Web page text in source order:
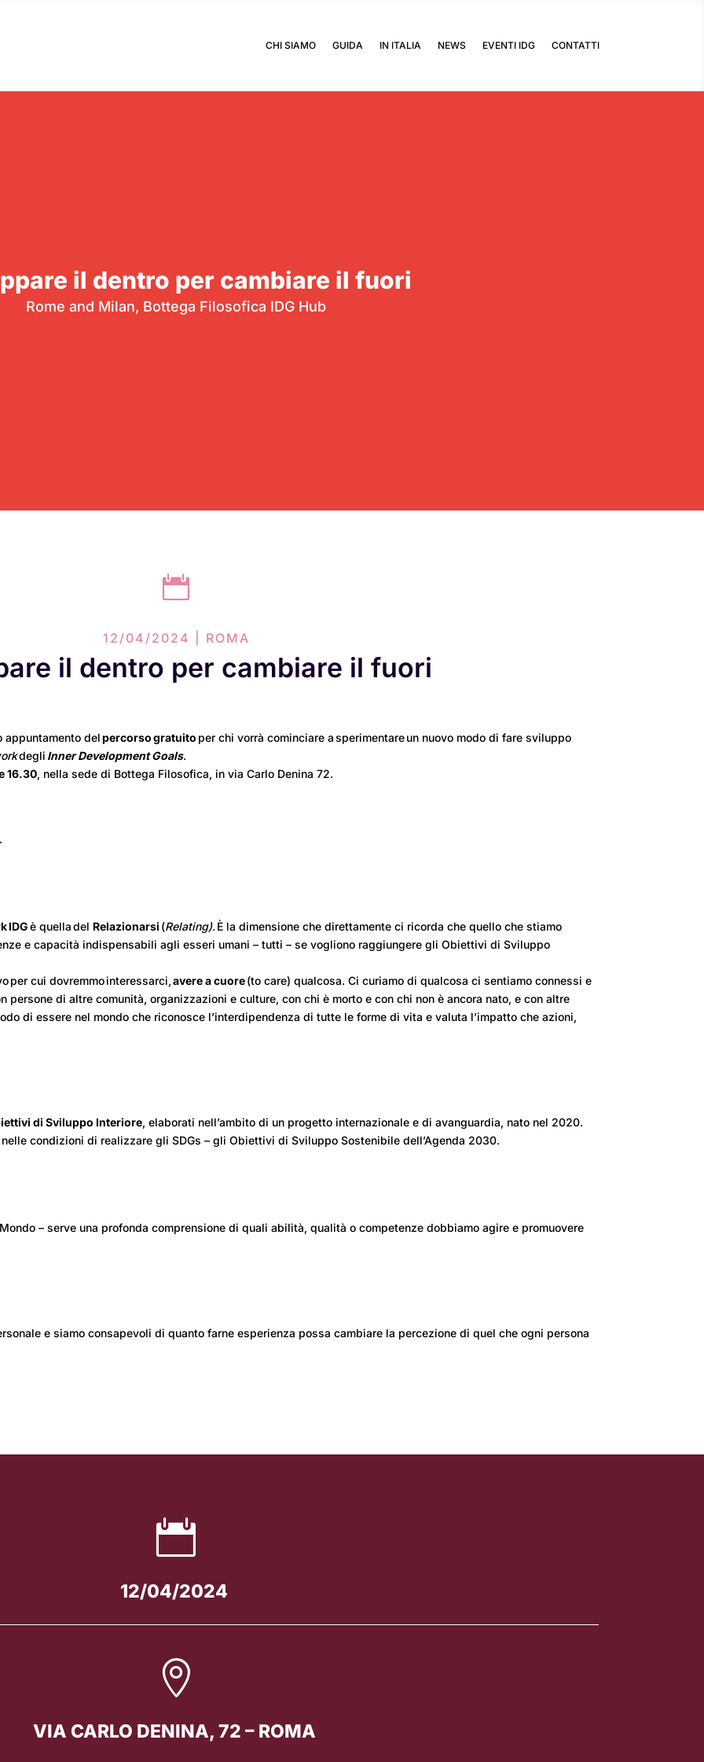
CHI SIAMO GUIDA IN ITALIA NEWS EVENTI IDG CONTATTI
il dentro per cambiare il fuori
Rome and Milan, Bottega Filosofica IDG Hub

12/04/2024 | ROMA
il dentro per cambiare il fuori
appuntamento delpercorso gratuito per chi vorrà cominciare a sperimentare un nuovo modo di fare sviluppo
degli Inner Development Goals.
16.30, nella sede di Bottega Filosofica, in via Carlo Denina 72.
IDGè quella del Relazionarsi (Relating).È la dimensione che direttamente ci ricorda che quello che stiamo
e capacità indispensabili agli esseri umani – tutti – se vogliono raggiungere gli Obiettivi di Sviluppo
per cui dovremmo interessarci,avere a cuore(to care) qualcosa. Ci curiamo di qualcosa ci sentiamo connessi e
di altre comunità, organizzazioni e culture, con chi è morto e con chi non è ancora nato, e con altre
di essere nel mondo che riconosce l’interdipendenza di tutte le forme di vita e valuta l’impatto che azioni,
di Sviluppo Interiore, elaborati nell’ambito di un progetto internazionale e di avanguardia, nato nel 2020.
condizioni di realizzare gli SDGs – gli Obiettivi di Sviluppo Sostenibile dell’Agenda 2030.
– serve una profonda comprensione di quali abilità, qualità o competenze dobbiamo agire e promuovere
e siamo consapevoli di quanto farne esperienza possa cambiare la percezione di quel che ogni persona

12/04/2024

VIA CARLO DENINA, 72 – ROMA